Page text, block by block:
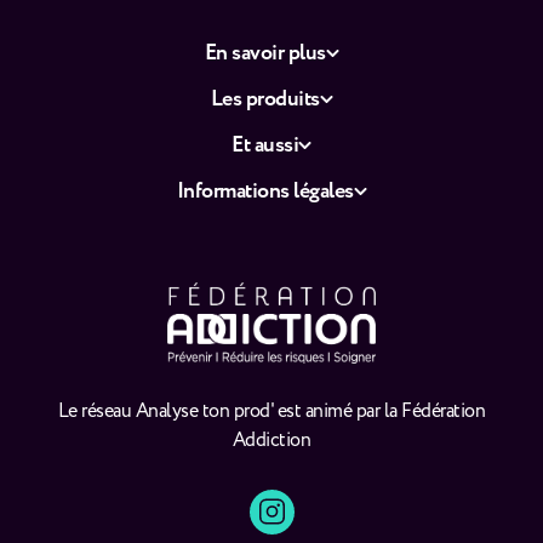
Le réseau Analyse ton prod' est animé par la Fédération
Addiction
En savoir plus
Les produits
Et aussi
Informations légales